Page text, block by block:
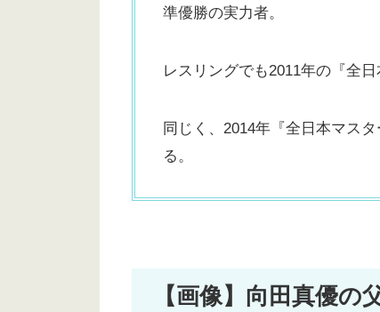
準優勝の実力者。
レスリングでも2011年の『全
同じく、2014年『全日本マス
る。
【画像】向田真優